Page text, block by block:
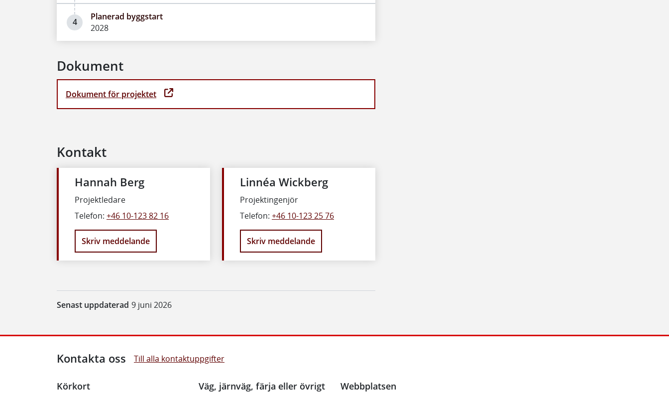
4
Planerad byggstart
2028
Dokument
Dokument för projektet
Kontakt
Hannah Berg
Projektledare
Telefon: +46 10-123 82 16
Skriv meddelande
Linnéa Wickberg
Projektingenjör
Telefon: +46 10-123 25 76
Skriv meddelande
Senast uppdaterad 9 juni 2026
Kontakta oss Till alla kontaktuppgifter
Körkort Väg, järnväg, färja eller övrigt Webbplatsen